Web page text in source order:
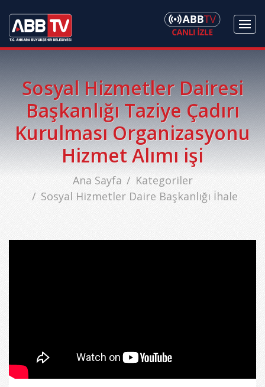
Sosyal Hizmetler Dairesi
Başkanlığı Taziye Çadırı
Kurulması Organizasyonu
Hizmet Alımı işi
Ana Sayfa
Kategoriler
Sosyal Hizmetler Daire Başkanlığı İhale